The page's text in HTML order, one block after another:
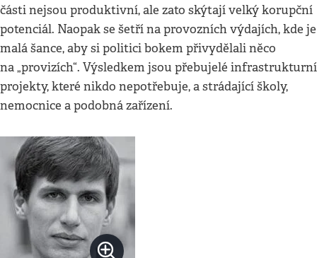
části nejsou produktivní, ale zato skýtají velký korupční
potenciál. Naopak se šetří na provozních výdajích, kde je
malá šance, aby si politici bokem přivydělali něco
na „provizích“. Výsledkem jsou přebujelé infrastrukturní
projekty, které nikdo nepotřebuje, a strádající školy,
nemocnice a podobná zařízení.